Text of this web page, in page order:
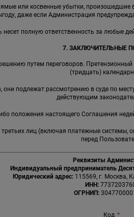
или косвенные убытки,
даже если Администрация
несет полную ответственность за любые
7. ЗАКЛЮЧИТЕЛЬНЫЕ
путем переговоров.
(тридцать)
они подлежат рассмотрению в суде по
действующим
положения настоящего Соглашения
лиц (включая платежные
перед
Реквизиты
Индивидуальный предприниматель
Юридический адрес: 115569, г. Москва,
ИНН:
ОГРНИП:
Код